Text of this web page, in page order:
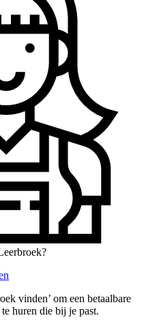
vinden’ om een betaalbare
huren die bij je past.